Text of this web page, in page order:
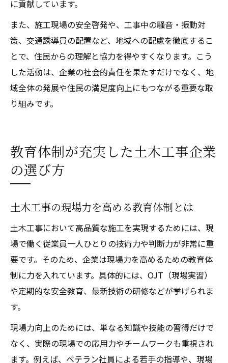
に貢献しています。
また、施工現場の安全啓発や、工事中の騒音・振動対
策、交通誘導員の配置など、地域への配慮を徹底するこ
とで、住民からの理解と協力を得やすくなります。こう
した活動は、企業の社会的責任を果たすだけでなく、地
域全体の発展や住民の満足度向上にもつながる重要な取
り組みです。
教育体制が充実した土木工事企業
の選び方
土木工事の現場力を高める教育体制とは
土木工事において高品質な施工を実現するためには、現
場で働く従業員一人ひとりの技術力や判断力が非常に重
要です。そのため、企業は現場力を高めるための教育体
制に力を入れています。具体的には、OJT（現場実習）
や定期的な安全教育、最新技術の研修などが挙げられま
す。
現場力向上のためには、単なる知識や技能の習得だけで
なく、実際の現場での応用力やチームワークも重視され
ます。例えば、ベテラン社員による若手の指導や、現場